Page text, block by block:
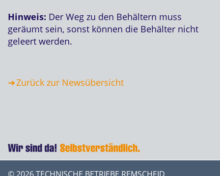
Hinweis: Der Weg zu den Behältern muss
geräumt sein, sonst können die Behälter nicht
geleert werden.
Zurück zur Newsübersicht